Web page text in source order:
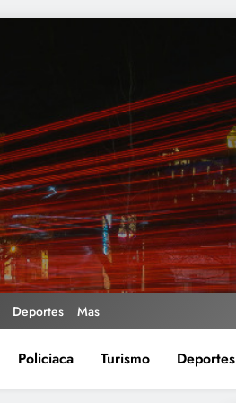
Deportes Mas
Policiaca Turismo Deportes